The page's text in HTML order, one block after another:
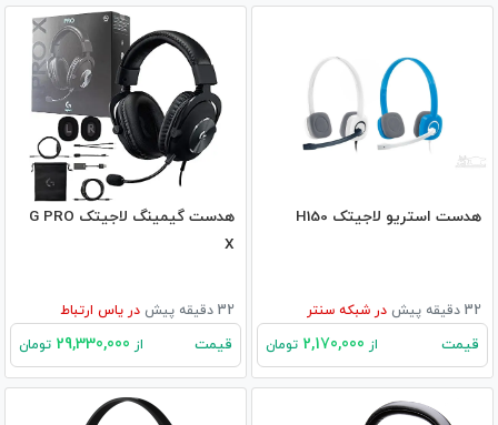
هدست استریو لاجیتک H150
32 دقیقه پیش در شبکه سنتر
قیمت از تومان
هدست گیمینگ لاجیتک G PRO
X
32 دقیقه پیش در یاس ارتباط
قیمت از تومان